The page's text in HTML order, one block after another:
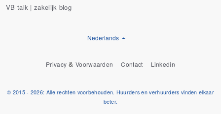
VB talk | zakelijk blog
Nederlands
Privacy &Voorwaarden Contact Linkedin
© 2015 - 2026: Alle rechten voorbehouden. Huurders en verhuurders vinden elkaar
beter.